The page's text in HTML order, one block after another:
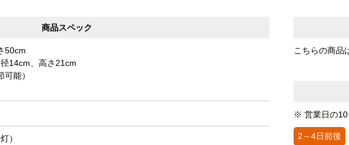
こちらの商品
※ 営業日の10
2～4日前後
商品スペック
50cm
14cm、高さ21cm
能）
）